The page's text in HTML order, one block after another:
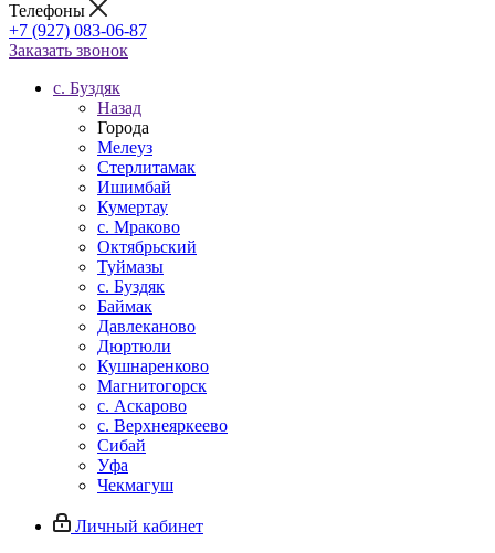
Телефоны
+7 (927) 083-06-87
Заказать звонок
c. Буздяк
Назад
Города
Мелеуз
Стерлитамак
Ишимбай
Кумертау
c. Мраково
Октябрьский
Туймазы
c. Буздяк
Баймак
Давлеканово
Дюртюли
Кушнаренково
Магнитогорск
с. Аскарово
с. Верхнеяркеево
Сибай
Уфа
Чекмагуш
Личный кабинет